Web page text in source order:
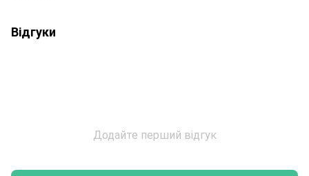
Відгуки
Додайте перший відгук